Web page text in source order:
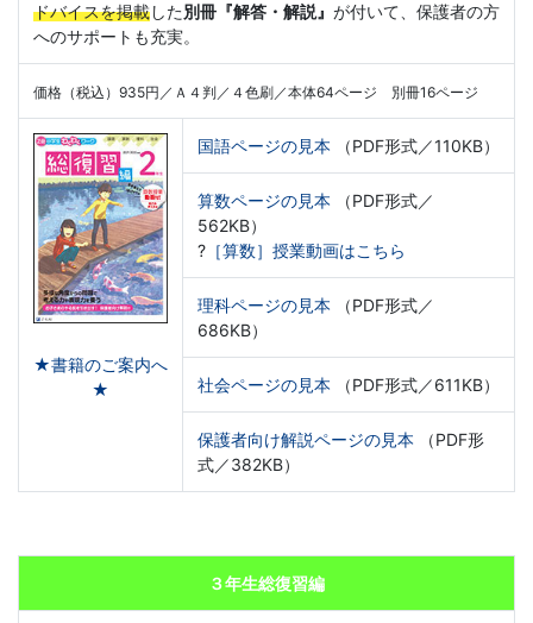
ドバイスを掲載した別冊『解答・解説』 が付いて、保護者の方
へのサポートも充実。
価格（税込）935円／Ａ４判／４色刷／本体64ページ 別冊16ページ
★書籍のご案内へ
★
国語ページの見本 （PDF形式／110KB）
算数ページの見本 （PDF形式／
562KB）
? ［算数］授業動画はこちら
理科ページの見本 （PDF形式／
686KB）
社会ページの見本 （PDF形式／611KB）
保護者向け解説ページの見本 （PDF形
式／382KB）
３年生総復習編